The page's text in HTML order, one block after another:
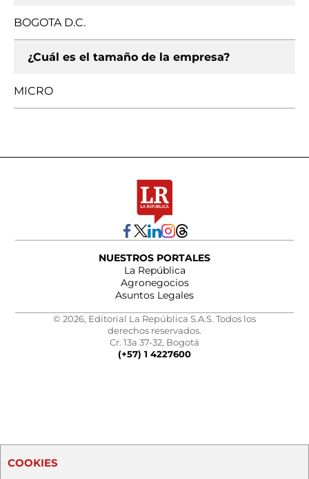
BOGOTA D.C.
¿Cuál es el tamaño de la empresa?
MICRO
NUESTROS PORTALES
La República
Agronegocios
Asuntos Legales
© 2026, Editorial La República S.A.S. Todos los
derechos reservados.
Cr. 13a 37-32, Bogotá
(+57) 1 4227600
COOKIES